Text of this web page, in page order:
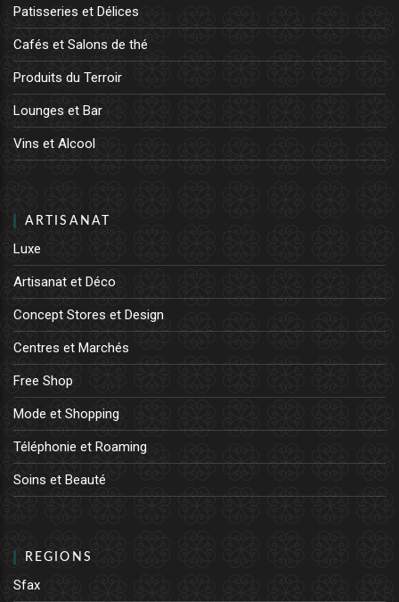
Patisseries et Délices
Cafés et Salons de thé
Produits du Terroir
Lounges et Bar
Vins et Alcool
ARTISANAT
Luxe
Artisanat et Déco
Concept Stores et Design
Centres et Marchés
Free Shop
Mode et Shopping
Téléphonie et Roaming
Soins et Beauté
REGIONS
Sfax